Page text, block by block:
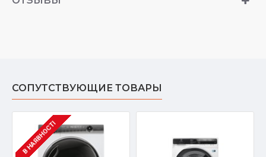
СОПУТСТВУЮЩИЕ ТОВАРЫ
В НАЯВНОСТІ